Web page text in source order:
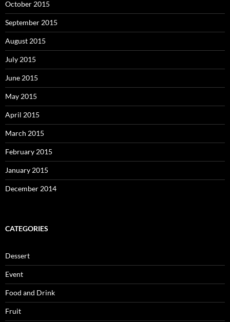
October 2015
September 2015
August 2015
July 2015
June 2015
May 2015
April 2015
March 2015
February 2015
January 2015
December 2014
CATEGORIES
Dessert
Event
Food and Drink
Fruit